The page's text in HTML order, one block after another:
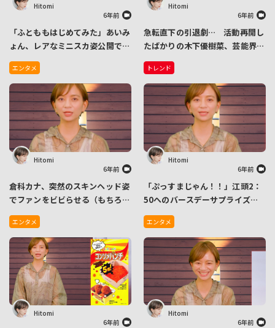
Hitomi
6年前
「ふとももはじめてみた」あいみ
ょん、レアなミニスカ姿公開でフ
ァンから反響
エンタメ
Hitomi
6年前
急転直下の引退劇… 活動再開し
たばかりの木下優樹菜、芸能界引
退！事務所は「信頼関係を維持す
ることが著しく困難」と判断
トレンド
Hitomi
6年前
倉科カナ、突然のスキンヘッド姿
でファンをビビらせる（もちろん
特殊メイクです）
エンタメ
Hitomi
6年前
「ぷっすまじゃん！！」江頭2：
50へのバースデーサプライズ動
画で草彅剛とユースケ・サンタマ
リアがVTRでお祝い
エンタメ
Hitomi
6年前
Hitomi
6年前